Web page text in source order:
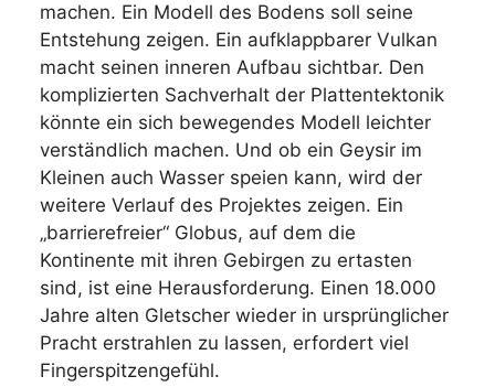
machen. Ein Modell des Bodens soll seine
Entstehung zeigen. Ein aufklappbarer Vulkan
macht seinen inneren Aufbau sichtbar. Den
komplizierten Sachverhalt der Plattentektonik
könnte ein sich bewegendes Modell leichter
verständlich machen. Und ob ein Geysir im
Kleinen auch Wasser speien kann, wird der
weitere Verlauf des Projektes zeigen. Ein
„barrierefreier“ Globus, auf dem die
Kontinente mit ihren Gebirgen zu ertasten
sind, ist eine Herausforderung. Einen 18.000
Jahre alten Gletscher wieder in ursprünglicher
Pracht erstrahlen zu lassen, erfordert viel
Fingerspitzengefühl.